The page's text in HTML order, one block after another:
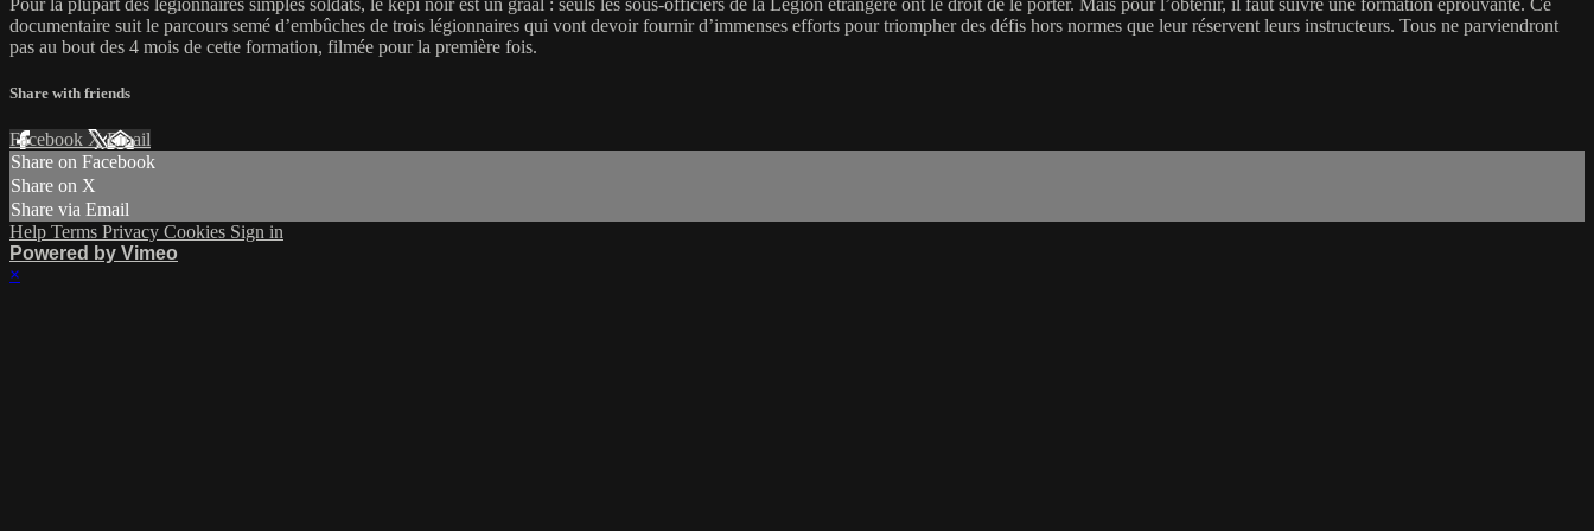
Pour la plupart des légionnaires simples soldats, le képi noir est un graal : seuls les sous-officiers de la Légion étrangère ont le droit de le porter. Mais pour l’obtenir, il faut suivre une formation éprouvante. Ce
documentaire suit le parcours semé d’embûches de trois légionnaires qui vont devoir fournir d’immenses efforts pour triompher des défis hors normes que leur réservent leurs instructeurs. Tous ne parviendront
pas au bout des 4 mois de cette formation, filmée pour la première fois.
Share with friends
Facebook XEmail
Share on Facebook
Share on X
Share via Email
Help Terms Privacy Cookies Sign in
Powered by Vimeo
×